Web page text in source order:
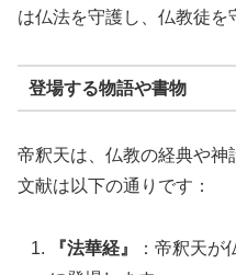
は仏法を守護し、仏教徒を
登場する物語や書物
帝釈天は、仏教の経典や神
文献は以下の通りです：
『法華経』
：帝釈天が